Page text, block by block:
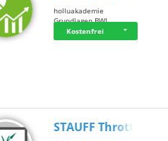
holluakademie
Grundlagen BWL
Kostenfrei
STAUFF Throttle…